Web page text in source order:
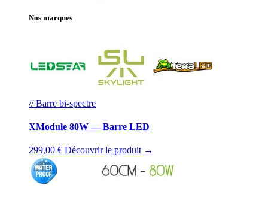
Nos marques
// Barre bi-spectre
XModule 80W — Barre LED
299,00 € Découvrir le produit →